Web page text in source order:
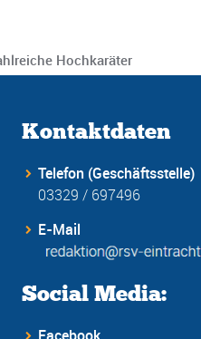
Hochkaräter
Kontaktdaten
Telefon (Geschäftsstelle)
03329 / 697496
E-Mail
Social Media: